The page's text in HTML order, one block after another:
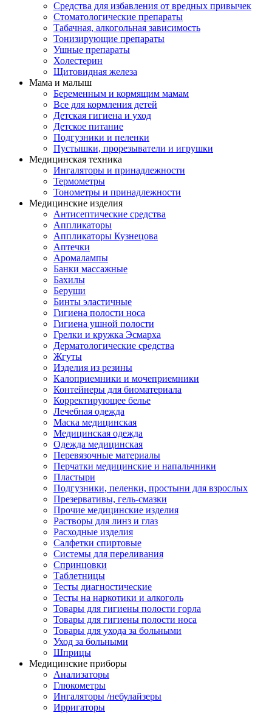
Средства для избавления от вредных привычек
Стоматологические препараты
Табачная, алкогольная зависимость
Тонизирующие препараты
Ушные препараты
Холестерин
Щитовидная железа
Мама и малыш
Беременным и кормящим мамам
Все для кормления детей
Детская гигиена и уход
Детское питание
Подгузники и пеленки
Пустышки, прорезыватели и игрушки
Медицинская техника
Ингаляторы и принадлежности
Термометры
Тонометры и принадлежности
Медицинские изделия
Антисептические средства
Аппликаторы
Аппликаторы Кузнецова
Аптечки
Аромалампы
Банки массажные
Бахилы
Беруши
Бинты эластичные
Гигиена полости носа
Гигиена ушной полости
Грелки и кружка Эсмарха
Дерматологические средства
Жгуты
Изделия из резины
Калоприемники и мочеприемники
Контейнеры для биоматериала
Корректирующее белье
Лечебная одежда
Маска медицинская
Медицинская одежда
Одежда медицинская
Перевязочные материалы
Перчатки медицинские и напальчники
Пластыри
Подгузники, пеленки, простыни для взрослых
Презервативы, гель-смазки
Прочие медицинские изделия
Растворы для линз и глаз
Расходные изделия
Салфетки спиртовые
Системы для переливания
Спринцовки
Таблетницы
Тесты диагностические
Тесты на наркотики и алкоголь
Товары для гигиены полости горла
Товары для гигиены полости носа
Товары для ухода за больными
Уход за больными
Шприцы
Медицинские приборы
Анализаторы
Глюкометры
Ингаляторы /небулайзеры
Ирригаторы